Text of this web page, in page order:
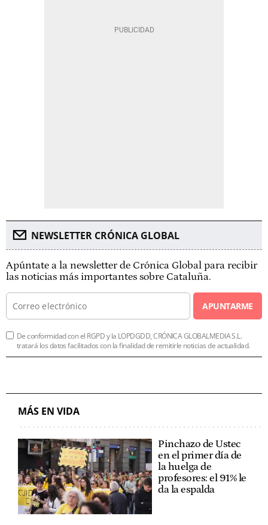
NEWSLETTER CRÓNICA GLOBAL
Apúntate a la newsletter de Crónica Global para recibir
las noticias más importantes sobre Cataluña.
APUNTARME
De conformidad con el RGPD y la LOPDGDD, CRÓNICA GLOBALMEDIA S.L.
tratará los datos facilitados con la finalidad de remitirle noticias de actualidad.
MÁS EN VIDA
Pinchazo de Ustec
en el primer día de
la huelga de
profesores: el 91% le
da la espalda